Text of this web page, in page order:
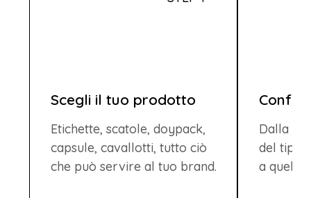
Scegli il tuo prodotto
Etichette, scatole, doypack,
capsule, cavallotti, tutto ciò
che può servire al tuo brand.
Dalla
del tipo
a quella